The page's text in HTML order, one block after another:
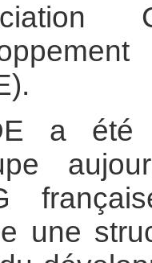
a
une